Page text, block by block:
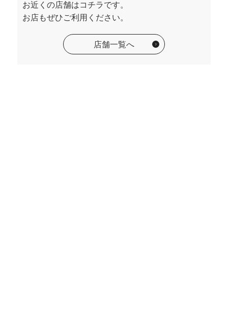
お近くの店舗はコチラです。
お店もぜひご利用ください。
店舗一覧へ